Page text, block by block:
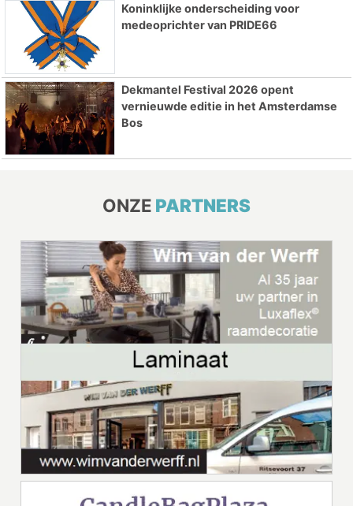
Koninklijke onderscheiding voor
medeoprichter van PRIDE66
Dekmantel Festival 2026 opent
vernieuwde editie in het Amsterdamse
Bos
ONZE PARTNERS